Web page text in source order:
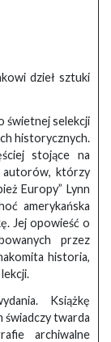
dzieł sztuki
świetnej selekcji
historycznych.
stojące na
autorów, którzy
Europy” Lynn
amerykańska
Jej opowieść o
przez
historia,
Książkę
twarda
archiwalne